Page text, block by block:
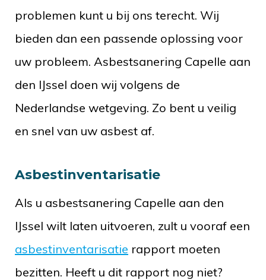
problemen kunt u bij ons terecht. Wij
bieden dan een passende oplossing voor
uw probleem. Asbestsanering Capelle aan
den IJssel doen wij volgens de
Nederlandse wetgeving. Zo bent u veilig
en snel van uw asbest af.
Asbestinventarisatie
Als u asbestsanering Capelle aan den
IJssel wilt laten uitvoeren, zult u vooraf een
asbestinventarisatie rapport moeten
bezitten. Heeft u dit rapport nog niet?